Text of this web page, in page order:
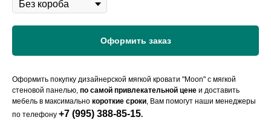
Оформить заказ
Оформить покупку дизайнерской мягкой кровати "Moon" с мягкой
стеновой панелью, по самой привлекательной цене и доставить
мебель в максимально короткие сроки, Вам помогут наши менеджеры
по телефону +7 (995) 388-85-15.